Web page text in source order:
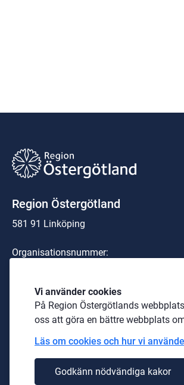
Vi använder cookies
På Region Östergötlands
oss att göra en bättre webbplats
Läs om cookies och hur vi
Godkänn nödvändiga kakor
Region Östergötland
581 91 Linköping
Organisationsnummer:
Telefon: 010-103 00 00 (växel)
region@regionostergotland.se